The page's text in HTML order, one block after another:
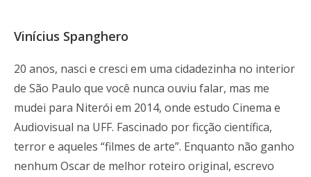
Vinícius Spanghero
20 anos, nasci e cresci em uma cidadezinha no interior
de São Paulo que você nunca ouviu falar, mas me
mudei para Niterói em 2014, onde estudo Cinema e
Audiovisual na UFF. Fascinado por ficção científica,
terror e aqueles “filmes de arte”. Enquanto não ganho
nenhum Oscar de melhor roteiro original, escrevo